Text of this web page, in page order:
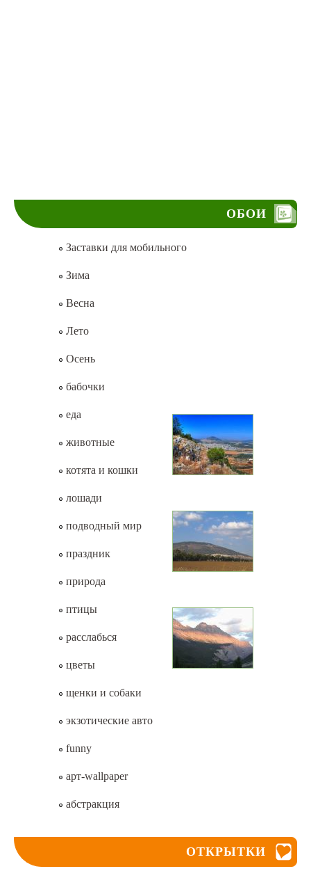
ОБОИ
Заставки для мобильного
Зима
Весна
Лето
Осень
бабочки
еда
животные
котята и кошки
лошади
подводный мир
праздник
природа
птицы
расслабься
цветы
щенки и собаки
экзотические авто
funny
арт-wallpaper
абстракция
ОТКРЫТКИ